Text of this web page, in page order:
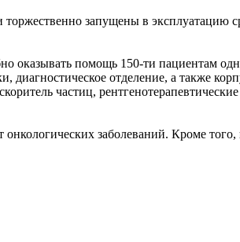
запущены в эксплуатацию
оказывать помощь 150-ти пациентам
диагностическое отделение, а также
частиц, рентгенотерапевтические
заболеваний. Кроме того,